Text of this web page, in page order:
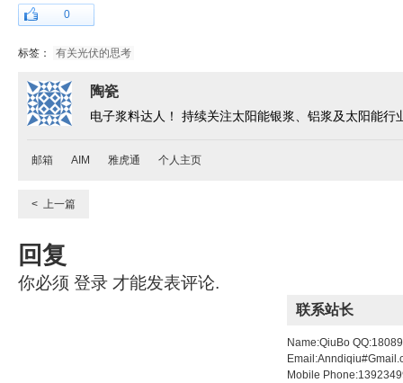
0
标签： 有关光伏的思考
陶瓷
电子浆料达人！ 持续关注太阳能银浆、铝浆及太阳能行
邮箱 AIM 雅虎通 个人主页
< 上一篇
回复
你必须 登录 才能发表评论.
联系站长
Name:QiuBo
Mobile